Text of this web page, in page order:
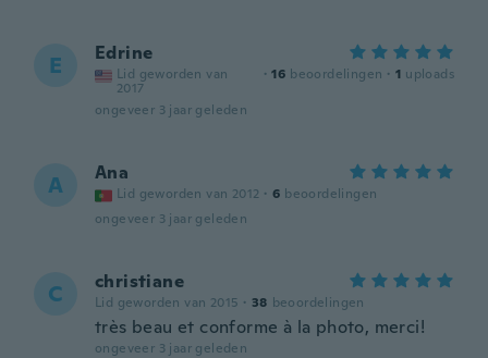
E Edrine
Lid geworden van
2017
· 16 beoordelingen · 1 uploads
ongeveer 3 jaar geleden
A Ana
Lid geworden van 2012 · 6 beoordelingen
ongeveer 3 jaar geleden
C christiane
Lid geworden van 2015 · 38 beoordelingen
très beau et conforme à la photo, merci!
ongeveer 3 jaar geleden